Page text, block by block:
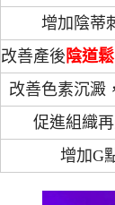
增加陰蒂
改善產後 陰道
改善色素沉澱
促進組織
增加G